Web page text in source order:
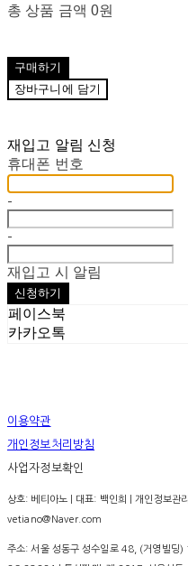
총 상품 금액 0원
구매하기
장바구니에 담기
재입고 알림 신청
휴대폰 번호
-
-
재입고 시 알림
신청하기
페이스북
카카오톡
이용약관
개인정보처리방침
사업자정보확인
상호: 베티아노 | 대표: 백인희 | 개인정보
vetiano@Naver.com
주소: 서울 성동구 성수일로 48, (거영빌딩